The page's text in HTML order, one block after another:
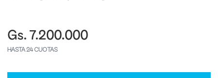
Gs. 7.200.000
HASTA 24 CUOTAS